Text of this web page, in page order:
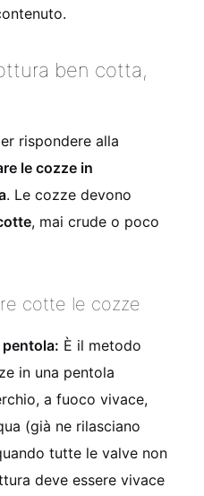
ben cotta,
rispondere alla
le cozze in
. Le cozze devono
, mai crude o poco
cotte le cozze
È il metodo
in una pentola
a fuoco vivace,
(già ne rilasciano
tutte le valve non
deve essere vivace